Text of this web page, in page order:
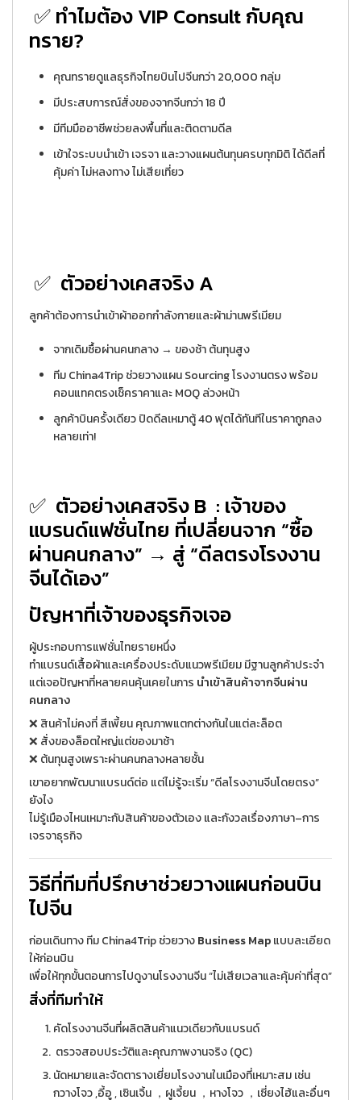
✅ทำไมต้อง VIP Consult กับคุณ
ทราย?
คุณทรายดูแลธุรกิจไทยบินไปจีนกว่า 20,000 กลุ่ม
มีประสบการณ์สั่งของจากจีนกว่า 18 ปี
มีทีมมืออาชีพช่วยลงพื้นที่และติดตามดีล
เข้าใจระบบนำเข้า เจรจา และวางแผนต้นทุนครบทุกมิติ ได้ดีลที่
คุ้มค่า ไม่หลงทาง ไม่เสียเที่ยว
✅ ตัวอย่างเคสจริง A
ลูกค้าต้องการนำเข้าผ้าออกกำลังกายและผ้าม่านพรีเมียม
จากเดิมซื้อผ่านคนกลาง → ของช้า ต้นทุนสูง
ทีม China4Trip ช่วยวางแผน Sourcing โรงงานตรง พร้อม
คอนแทคตรงเช็คราคาและ MOQ ล่วงหน้า
ลูกค้าบินครั้งเดียว ปิดดีลเหมาตู้ 40 ฟุตได้ทันทีในราคาถูกลง
หลายเท่า!
✅ ตัวอย่างเคสจริง B : เจ้าของ
แบรนด์แฟชั่นไทย ที่เปลี่ยนจาก “ซื้อ
ผ่านคนกลาง” → สู่ “ดีลตรงโรงงาน
จีนได้เอง”
ปัญหาที่เจ้าของธุรกิจเจอ
ผู้ประกอบการแฟชั่นไทยรายหนึ่ง
ทำแบรนด์เสื้อผ้าและเครื่องประดับแนวพรีเมียม มีฐานลูกค้าประจำ
แต่เจอปัญหาที่หลายคนคุ้นเคยในการ นำเข้าสินค้าจากจีนผ่าน
คนกลาง
❌ สินค้าไม่คงที่ สีเพี้ยน คุณภาพแตกต่างกันในแต่ละล็อต
❌ สั่งของล็อตใหญ่แต่ของมาช้า
❌ ต้นทุนสูงเพราะผ่านคนกลางหลายชั้น
เขาอยากพัฒนาแบรนด์ต่อ แต่ไม่รู้จะเริ่ม “ดีลโรงงานจีนโดยตรง”
ยังไง
ไม่รู้เมืองไหนเหมาะกับสินค้าของตัวเอง และกังวลเรื่องภาษา–การ
เจรจาธุรกิจ
วิธีที่ทีมที่ปรึกษาช่วยวางแผนก่อนบิน
ไปจีน
ก่อนเดินทาง ทีม China4Trip ช่วยวางBusiness Mapแบบละเอียด
ให้ก่อนบิน
เพื่อให้ทุกขั้นตอนการไปดูงานโรงงานจีน “ไม่เสียเวลาและคุ้มค่าที่สุด”
สิ่งที่ทีมทำให้
คัดโรงงานจีนที่ผลิตสินค้าแนวเดียวกับแบรนด์
ตรวจสอบประวัติและคุณภาพงานจริง (QC)
นัดหมายและจัดตารางเยี่ยมโรงงานในเมืองที่เหมาะสม เช่น
กวางโจว ,อี้อู , เซินเจิ้น ，ฝูเจี้ยน ，หางโจว ，เซี่ยงไฮ้และอื่นๆ